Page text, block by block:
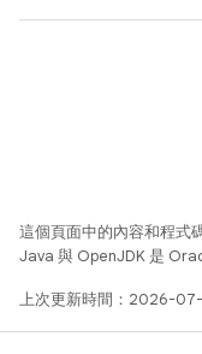
這個頁面中的內容和程式
Java 與 OpenJDK 是
上次更新時間：2026-07-